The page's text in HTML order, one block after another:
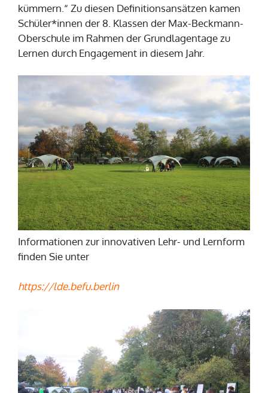
kümmern.“ Zu diesen Definitionsansätzen kamen
Schüler*innen der 8. Klassen der Max-Beckmann-
Oberschule im Rahmen der Grundlagentage zu
Lernen durch Engagement in diesem Jahr.
Informationen zur innovativen Lehr- und Lernform
finden Sie unter
https://lde.befu.berlin